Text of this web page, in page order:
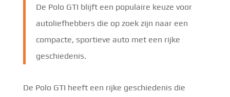
De Polo GTI blijft een populaire keuze voor
autoliefhebbers die op zoek zijn naar een
compacte, sportieve auto met een rijke
geschiedenis.
De Polo GTI heeft een rijke geschiedenis die